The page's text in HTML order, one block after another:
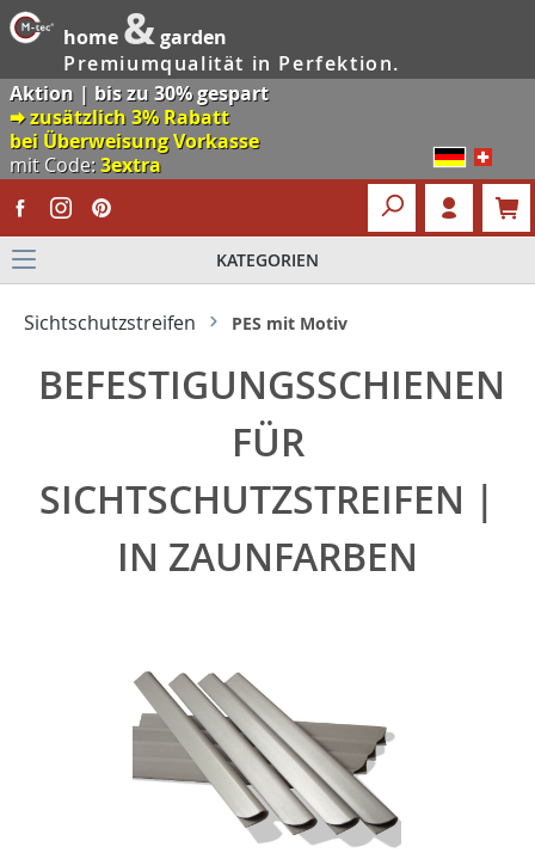
home &garden
Premiumqualität in Perfektion.
Aktion | bis zu 30% gespart
🠮 zusätzlich 3% Rabatt
bei Überweisung Vorkasse
mit Code:3extra
KATEGORIEN
Sichtschutzstreifen PES mit Motiv
BEFESTIGUNGSSCHIENEN
FÜR
SICHTSCHUTZSTREIFEN |
IN ZAUNFARBEN